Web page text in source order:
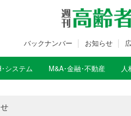
バックナンバー お知らせ
システム M&A･金融･不動産 人